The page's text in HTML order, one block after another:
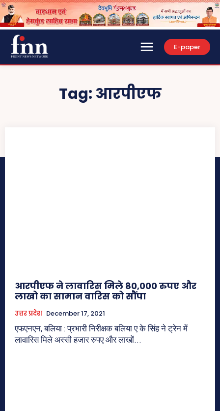
E-paper
Tag: आरपीएफ
आरपीएफ ने लावारिस मिले 80,000 रुपए और
लाखो का सामान वारिस को सौंपा
उत्तर प्रदेश December 17, 2021
एफएनएन, बलिया : प्रभारी निरीक्षक बलिया ए के सिंह ने ट्रेन में
लावारिस मिले अस्सी हजार रुपए और लाखों...